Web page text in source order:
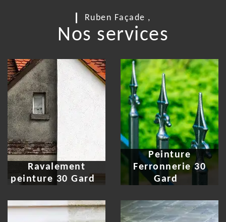
Ruben Façade ,
Nos services
Ravalement
peinture 30 Gard
Peinture
Ferronnerie 30
Gard